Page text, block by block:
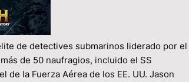
de detectives submarinos liderado por el
de 50 naufragios, incluido el SS
la Fuerza Aérea de los EE. UU. Jason